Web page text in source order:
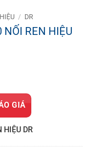
/ DR
NỐI REN HIỆU
GIÁ
HIỆU DR